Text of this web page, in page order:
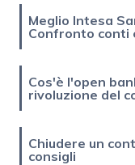
Meglio Intesa
Confronto conti
Cos'è l'open
rivoluzione del
Chiudere un
consigli